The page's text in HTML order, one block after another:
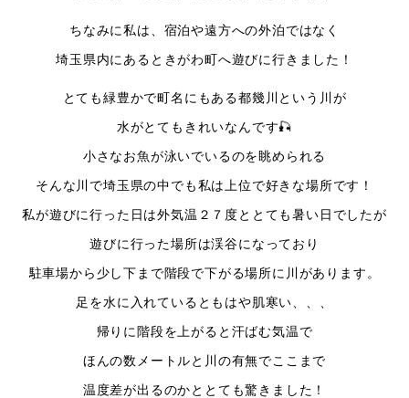
ちなみに私は、宿泊や遠方への外泊ではなく
埼玉県内にあるときがわ町へ遊びに行きました！
とても緑豊かで町名にもある都幾川という川が
水がとてもきれいなんです🎣
小さなお魚が泳いでいるのを眺められる
そんな川で埼玉県の中でも私は上位で好きな場所です！
私が遊びに行った日は外気温２７度ととても暑い日でしたが
遊びに行った場所は渓谷になっており
駐車場から少し下まで階段で下がる場所に川があります。
足を水に入れているともはや肌寒い、、、
帰りに階段を上がると汗ばむ気温で
ほんの数メートルと川の有無でここまで
温度差が出るのかととても驚きました！